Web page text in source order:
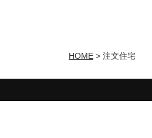
HOME > 注文住宅